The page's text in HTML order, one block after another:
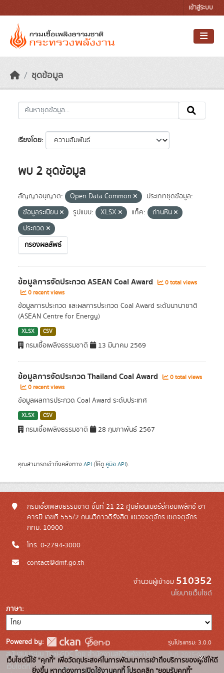
เข้าสู่ระบบ
ชุดข้อมูล
เรียงโดย
พบ 2 ชุดข้อมูล
สัญญาอนุญาต: Open Data Common
ประเภทชุดข้อมูล:
ข้อมูลระเบียน
รูปแบบ: XLSX แท็ค:
ถ่านหิน
ประกวด
กรองผลลัพธ์
ข้อมูลการจัดประกวด ASEAN Coal Award
0 total views
0 recent views
ข้อมูลการประกวด และผลการประกวด Coal Award ระดับนานาชาติ
(ASEAN Centre for Energy)
XLSX CSV
กรมเชื้อเพลิงธรรมชาติ 13 มีนาคม 2569
ข้อมูลการจัดประกวด Thailand Coal Award
0 total views
0 recent views
ข้อมูลผลการประกวด Coal Award ระดับประเทศ
XLSX CSV
กรมเชื้อเพลิงธรรมชาติ 28 กุมภาพันธ์ 2567
คุณสามารถเข้าถึงคลังทาง API (ให้ดู คู่มือ API).
กรมเชื้อเพลิงธรรมชาติ ชั้นที่ 21-22 ศูนย์เอนเนอร์ยี่คอมเพล็กซ์ อา
คารบี เลขที่ 555/2 ถนนวิภาวดีรังสิต แขวงจตุจักร เขตจตุจักร
กทม. 10900
โทร. 0-2794-3000
contact@dmf.go.th
จำนวนผู้เข้าชม 510352
นโยบายเว็บไซต์
ภาษา
Powered by:
สนับสนุนระบบ Thai-GDC โดย สำนักงานสถิติแห่งชาติ
รุ่นโปรแกรม: 3.0.0
วันที่: 2025-06-
10
เว็บไซต์นี้ใช้ "คุกกี้" เพื่อวัตถุประสงค์ในการพัฒนาการเข้าถึงบริการของผู้ใช้ให้ดี
ยิ่งขึ้น หากต้องการเปิดใช้งานคุกกี้ โปรดคลิก "ยอมรับคุกกี้"
x